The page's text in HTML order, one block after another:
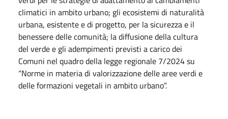
climatici in ambito urbano; gli ecosistemi di naturalità
urbana, esistente e di progetto, per la sicurezza e il
benessere delle comunità; la diffusione della cultura
del verde e gli adempimenti previsti a carico dei
Comuni nel quadro della legge regionale 7/2024 su
“Norme in materia di valorizzazione delle aree verdi e
delle formazioni vegetali in ambito urbano”.